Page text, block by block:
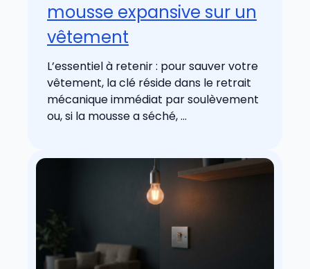
mousse expansive sur un
vêtement
L’essentiel à retenir : pour sauver votre
vêtement, la clé réside dans le retrait
mécanique immédiat par soulèvement
ou, si la mousse a séché, ...